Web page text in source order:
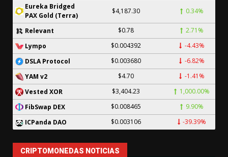
Eureka Bridged
PAX Gold (Terra)
$4,187.30 0.34%
Relevant $0.78
2.71%
Lympo
$0.004392
-4.43%
DSLA Protocol
$0.003680
-6.82%
YAM v2
$4.70
-1.41%
Vested XOR
$3,404.23
1,000.00%
FibSwap DEX
$0.008465
9.90%
ICPanda DAO
$0.003106 -39.39%
CRIPTOMONEDAS NOTICIAS